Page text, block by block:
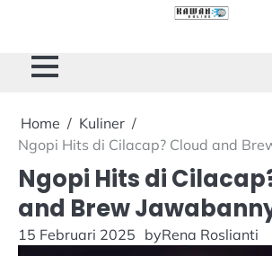
content
Home
Kuliner
Ngopi Hits di Cilacap? Cloud and
Ngopi Hits di
and Brew
15 Februari 2025 byRena Roslianti